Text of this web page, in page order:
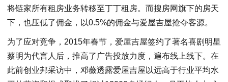
将链家所有租房业务转移至丁丁租房。而搜房网旗下的房天
下，也压低了佣金，以0.5%的佣金与爱屋吉屋抢夺客源。
为了应对竞争，2015年春节，爱屋吉屋签约了著名喜剧明星
蔡明为代言人后，推高了广告投放力度，遍布线上线下。在
此前创业邦采访中，邓薇透露爱屋吉屋以远高于行业平均水